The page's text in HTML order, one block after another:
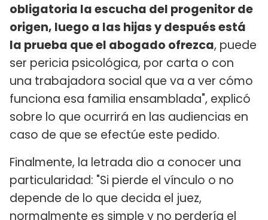
obligatoria la escucha del progenitor de
origen, luego a las hijas y después está
la prueba que el abogado ofrezca, puede
ser pericia psicológica, por carta o con
una trabajadora social que va a ver cómo
funciona esa familia ensamblada", explicó
sobre lo que ocurrirá en las audiencias en
caso de que se efectúe este pedido.
Finalmente, la letrada dio a conocer una
particularidad: "Si pierde el vínculo o no
depende de lo que decida el juez,
normalmente es simple y no perdería el